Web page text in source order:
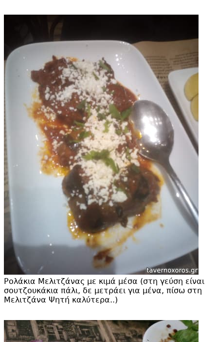
Ρολάκια Μελιτζάνας με κιμά μέσα (στη γεύση είναι
σουτζουκάκια πάλι, δε μετράει για μένα, πίσω στη
Μελιτζάνα Ψητή καλύτερα..)